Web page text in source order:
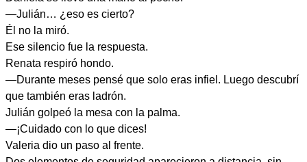
—Julián… ¿eso es cierto?
Él no la miró.
Ese silencio fue la respuesta.
Renata respiró hondo.
—Durante meses pensé que solo eras infiel. Luego descubrí
que también eras ladrón.
Julián golpeó la mesa con la palma.
—¡Cuidado con lo que dices!
Valeria dio un paso al frente.